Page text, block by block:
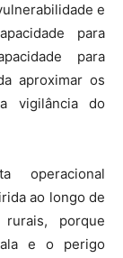
e
para
para
aproximar os
vigilância do
operacional
ao longo de
porque
e o perigo